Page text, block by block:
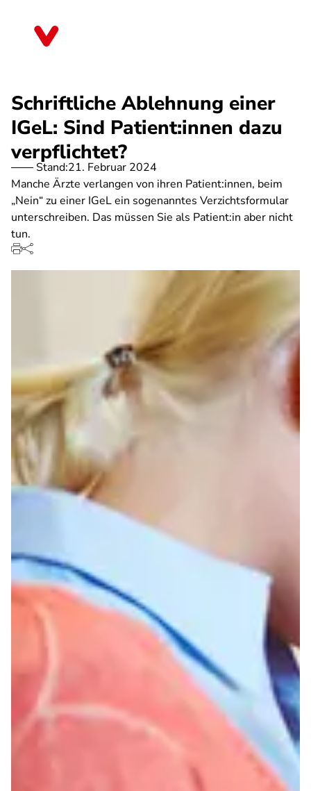
Schriftliche Ablehnung einer
IGeL: Sind Patient:innen dazu
verpflichtet?
Stand:21. Februar 2024
Manche Ärzte verlangen von ihren Patient:innen, beim
„Nein“ zu einer IGeL ein sogenanntes Verzichtsformular
unterschreiben. Das müssen Sie als Patient:in aber nicht
tun.